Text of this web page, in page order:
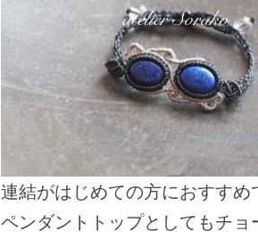
連結がはじめての方におすすめ
ペンダントトップとしてもチ